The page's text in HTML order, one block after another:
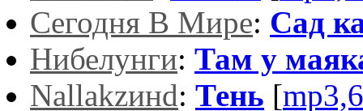
Сегодня В Мире: Сад
Нибелунги: Там у
Nallakzинd: Тень [